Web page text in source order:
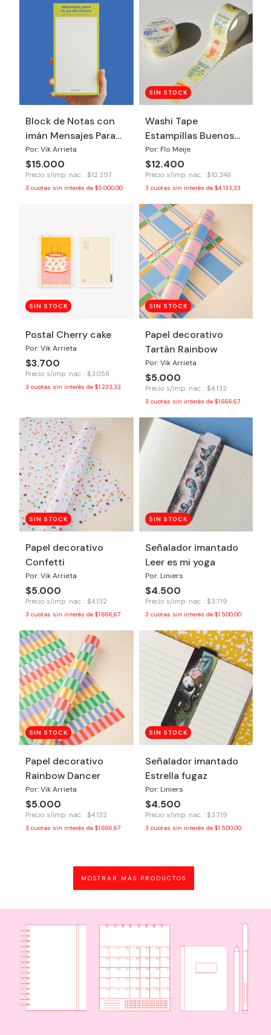
Block de Notas con
imán Mensajes Para
Tu Yo del Futuro
Por: Vik Arrieta
$15.000
Precio s/imp. nac. : $12.397
3 cuotas sin interés de $5.000,00
SIN STOCK
Washi Tape
Estampillas Buenos
Aires
Por: Flo Meije
$12.400
Precio s/imp. nac. : $10.248
3 cuotas sin interés de $4.133,33
SIN STOCK
Postal Cherry cake
Por: Vik Arrieta
$3.700
Precio s/imp. nac. : $3.058
3 cuotas sin interés de $1.233,33
SIN STOCK
Papel decorativo
Tartán Rainbow
Por: Vik Arrieta
$5.000
Precio s/imp. nac. : $4.132
3 cuotas sin interés de $1.666,67
SIN STOCK
Papel decorativo
Confetti
Por: Vik Arrieta
$5.000
Precio s/imp. nac. : $4.132
3 cuotas sin interés de $1.666,67
SIN STOCK
Señalador imantado
Leer es mi yoga
Por: Liniers
$4.500
Precio s/imp. nac. : $3.719
3 cuotas sin interés de $1.500,00
SIN STOCK
Papel decorativo
Rainbow Dancer
Por: Vik Arrieta
$5.000
Precio s/imp. nac. : $4.132
3 cuotas sin interés de $1.666,67
SIN STOCK
Señalador imantado
Estrella fugaz
Por: Liniers
$4.500
Precio s/imp. nac. : $3.719
3 cuotas sin interés de $1.500,00
MOSTRAR MÁS PRODUCTOS